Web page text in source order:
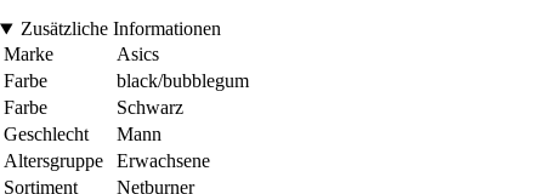
Zusätzliche Informationen
Marke
Asics
Farbe
black/bubblegum
Farbe
Schwarz
Geschlecht
Mann
Altersgruppe
Erwachsene
Sortiment
Netburner